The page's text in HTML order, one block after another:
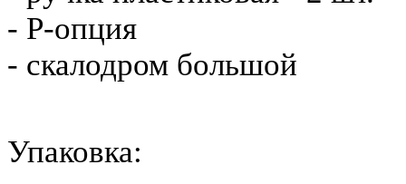
- Р-опция
- скалодром большой
Упаковка: